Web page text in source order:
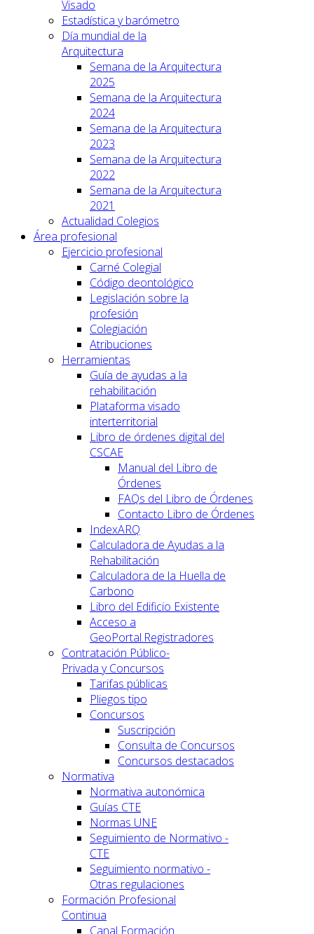
Visado
Estadística y barómetro
Día mundial de la
Arquitectura
Semana de la Arquitectura
2025
Semana de la Arquitectura
2024
Semana de la Arquitectura
2023
Semana de la Arquitectura
2022
Semana de la Arquitectura
2021
Actualidad Colegios
Área profesional
Ejercicio profesional
Carné Colegial
Código deontológico
Legislación sobre la
profesión
Colegiación
Atribuciones
Herramientas
Guía de ayudas a la
rehabilitación
Plataforma visado
interterritorial
Libro de órdenes digital del
CSCAE
Manual del Libro de
Órdenes
FAQs del Libro de Órdenes
Contacto Libro de Órdenes
IndexARQ
Calculadora de Ayudas a la
Rehabilitación
Calculadora de la Huella de
Carbono
Libro del Edificio Existente
Acceso a
GeoPortal.Registradores
Contratación Público-
Privada y Concursos
Tarifas públicas
Pliegos tipo
Concursos
Suscripción
Consulta de Concursos
Concursos destacados
Normativa
Normativa autonómica
Guías CTE
Normas UNE
Seguimiento de Normativo -
CTE
Seguimiento normativo -
Otras regulaciones
Formación Profesional
Continua
Canal Formación